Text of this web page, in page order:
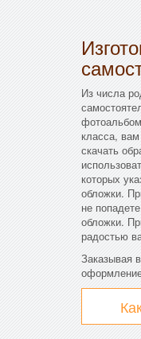
Из числа
класса,
скачать
которых
обложки.
не
обложки.
радостью
Заказывая